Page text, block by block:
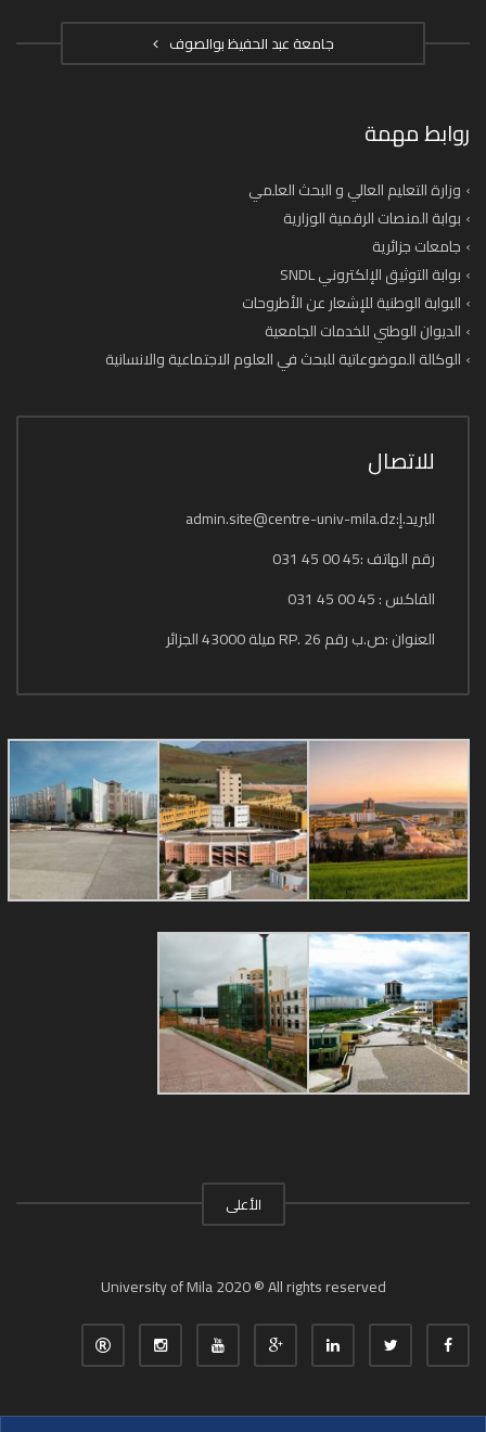
جامعة عبد الحفيظ بوالصوف
روابط مهمة
وزارة التعليم العالي و البحث العلمي
بوابة المنصات الرقمية الوزارية
جامعات جزائرية
بوابة التوثيق الإلكتروني SNDL
البوابة الوطنية للإشعار عن الأطروحات
الديوان الوطني للخدمات الجامعية
الوكالة الموضوعاتية للبحث في العلوم الاجتماعية والانسانية
للاتصال
البريد.إ:admin.site@centre-univ-mila.dz
رقم الهاتف :45 00 45 031
الفاكس : 45 00 45 031
العنوان :ص.ب رقم 26 .RP ميلة 43000 الجزائر
الأعلى
University of Mila 2020 ® All rights reserved